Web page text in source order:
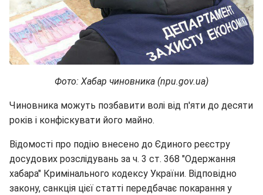
Фото: Хабар чиновника (npu.gov.ua)
Чиновника можуть позбавити волі від п'яти до десяти
років і конфіскувати його майно.
Відомості про подію внесено до Єдиного реєстру
досудових розслідувань за ч. 3 ст. 368 "Одержання
хабара" Кримінального кодексу України. Відповідно
закону, санкція цієї статті передбачає покарання у